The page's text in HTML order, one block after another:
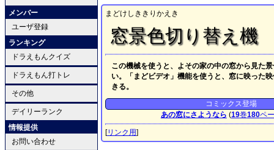
メンバー
ユーザ登録
ランキング
ドラえもんクイズ
ドラえもん打トレ
その他
デイリーランク
情報提供
お問い合わせ
まどけしききりかえき
窓景色切り替え機
この機械を使うと、よその家の中の窓から見た
い。「まどビデオ」機能を使うと、窓に映った
きる。
コミックス登場
あの窓にさようなら (19巻180ペ
[リンク用]